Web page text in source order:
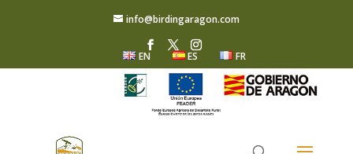
info@birdingaragon.com
EN ES FR